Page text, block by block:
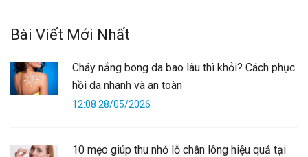
Bài Viết Mới Nhất
Cháy nắng bong da bao lâu thì khỏi? Cách phục
hồi da nhanh và an toàn
12:08 28/05/2026
10 mẹo giúp thu nhỏ lỗ chân lông hiệu quả tại